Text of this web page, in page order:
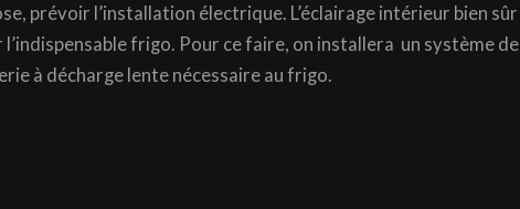
prévoir l’installation électrique. L’éclairage intérieur bien sûr
l’indispensable frigo. Pour ce faire, on installera un système de
à décharge lente nécessaire au frigo.